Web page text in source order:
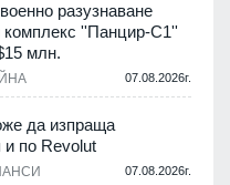
разузнаване
комплекс ''Панцир-С1''
млн.
07.08.2026г.
да изпраща
по Revolut
07.08.2026г.